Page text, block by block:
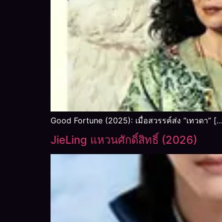
Good Fortune (2025): เมื่อสวรรค์ส่ง “เทวดา”
JieLing แหวนศักดิ์สิทธิ์ (2026)